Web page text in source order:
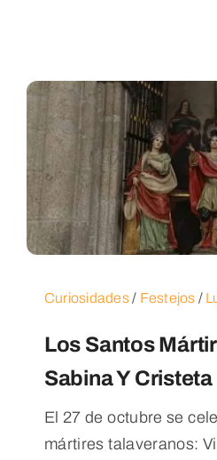
Curiosidades/ Festejos /
Los Santos
Sabina Y Cristeta
El 27 de octubre se
mártires talaveranos: